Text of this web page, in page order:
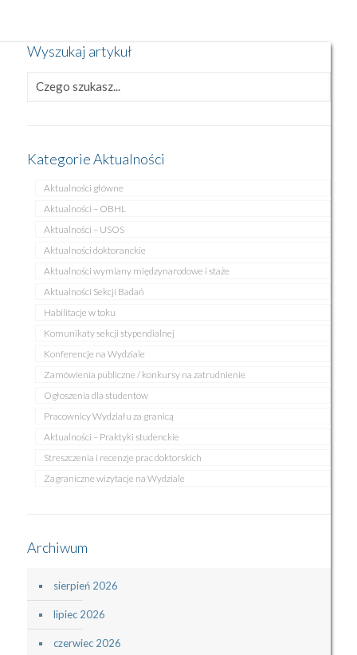
Wyszukaj artykuł
Kategorie Aktualności
Aktualności główne
Aktualności – OBHL
Aktualności – USOS
Aktualności doktoranckie
Aktualności wymiany międzynarodowe i staże
Aktualności Sekcji Badań
Habilitacje w toku
Komunikaty sekcji stypendialnej
Konferencje na Wydziale
Zamówienia publiczne / konkursy na zatrudnienie
Ogłoszenia dla studentów
Pracownicy Wydziału za granicą
Aktualności – Praktyki studenckie
Streszczenia i recenzje prac doktorskich
Zagraniczne wizytacje na Wydziale
Archiwum
sierpień 2026
lipiec 2026
czerwiec 2026